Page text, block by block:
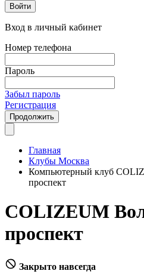
Войти
Вход в личный кабинет
Номер телефона
Пароль
Забыл пароль
Регистрация
Продолжить
Главная
Клубы Москва
Компьютерный клуб
проспект
COLIZEUM
проспект
Закрыто навсегда